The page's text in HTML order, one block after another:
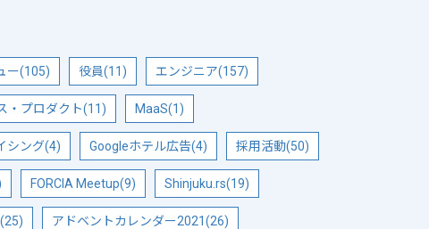
ー(105) 役員(11) エンジニア(157)
・プロダクト(11) MaaS(1)
シング(4) Googleホテル広告(4) 採用活動(50)
FORCIA Meetup(9) Shinjuku.rs(19)
アドベントカレンダー2021(26)